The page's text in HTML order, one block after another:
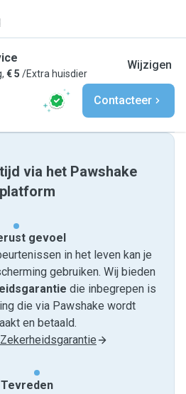
€ 5 /Extra huisdier
Wijzigen
Contacteer
via het Pawshake
platform
gevoel
in het leven kan je
gebruiken. Wij bieden
die inbegrepen is
die via Pawshake wordt
en betaald.
Tevreden